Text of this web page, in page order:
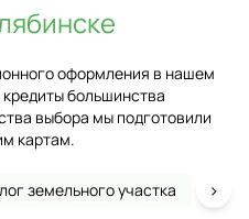
оформления в нашем
большинства
выбора мы подготовили
картам.
земельного участка ›